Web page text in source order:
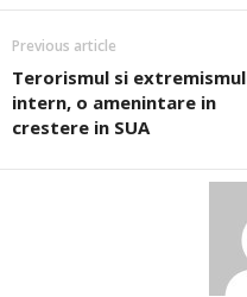
Previous article
Terorismul si extremismul
intern, o amenintare in
crestere in SUA